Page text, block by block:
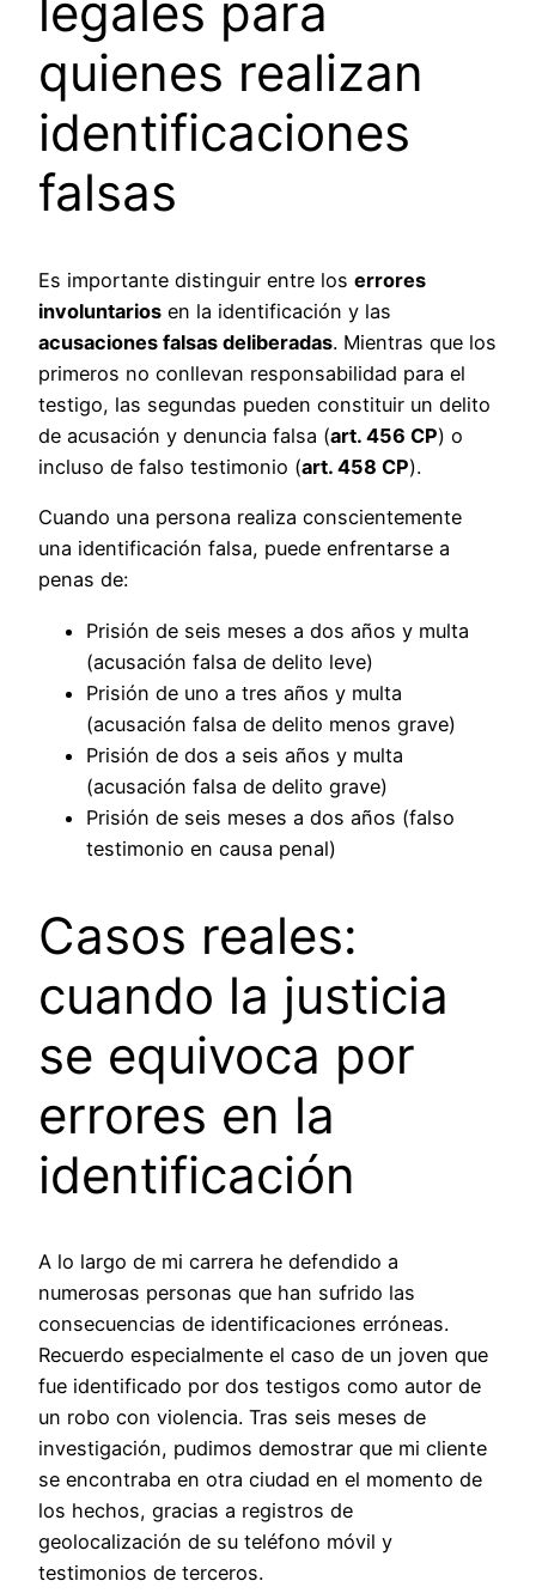
legales para
quienes realizan
identificaciones
falsas
Es importante distinguir entre los errores
involuntarios en la identificación y las
acusaciones falsas deliberadas. Mientras que los
primeros no conllevan responsabilidad para el
testigo, las segundas pueden constituir un delito
de acusación y denuncia falsa (art. 456 CP) o
incluso de falso testimonio (art. 458 CP).
Cuando una persona realiza conscientemente
una identificación falsa, puede enfrentarse a
penas de:
Prisión de seis meses a dos años y multa
(acusación falsa de delito leve)
Prisión de uno a tres años y multa
(acusación falsa de delito menos grave)
Prisión de dos a seis años y multa
(acusación falsa de delito grave)
Prisión de seis meses a dos años (falso
testimonio en causa penal)
Casos reales:
cuando la justicia
se equivoca por
errores en la
identificación
A lo largo de mi carrera he defendido a
numerosas personas que han sufrido las
consecuencias de identificaciones erróneas.
Recuerdo especialmente el caso de un joven que
fue identificado por dos testigos como autor de
un robo con violencia. Tras seis meses de
investigación, pudimos demostrar que mi cliente
se encontraba en otra ciudad en el momento de
los hechos, gracias a registros de
geolocalización de su teléfono móvil y
testimonios de terceros.